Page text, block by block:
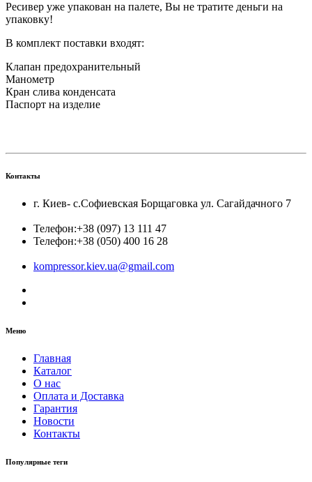
Ресивер уже упакован на палете, Вы не тратите деньги на
упаковку!
В комплект поставки входят:
Клапан предохранительный
Манометр
Кран слива конденсата
Паспорт на изделие
Контакты
г. Киев- с.Софиевская Борщаговка ул. Сагайдачного 7
Телефон:+38 (097) 13 111 47
Телефон:+38 (050) 400 16 28
kompressor.kiev.ua@gmail.com
Меню
Главная
Каталог
О нас
Оплата и Доставка
Гарантия
Новости
Контакты
Популярные теги